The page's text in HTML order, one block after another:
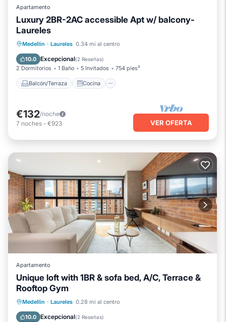
Apartamento
Luxury 2BR-2AC accessible Apt w/ balcony-
Laureles
Medellin · Laureles 0.34 mi al centro
10.0 Excepcional(2 Reseñas)
2 Dormitorios 1 Baño 5 Invitados 754 pies²
Balcón/Terraza Cocina
Balcón/Terraza
Cocina
Aire acondicionado
€132/noche
7 noches - €923 VER OFERTA
Apartamento
Unique loft with 1BR & sofa bed, A/C, Terrace &
Rooftop Gym
Medellin · Laureles 0.28 mi al centro
10.0 Excepcional(2 Reseñas)
Balcón/Terraza
Cocina
Aire acondicionado